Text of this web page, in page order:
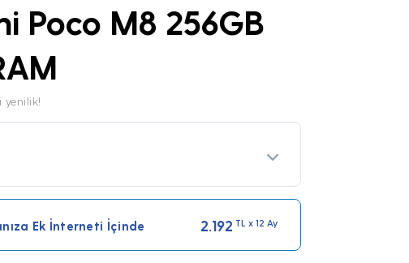
Poco M8 256GB
yenilik!
Ek İnterneti İçinde 2.192 TL x 12 Ay